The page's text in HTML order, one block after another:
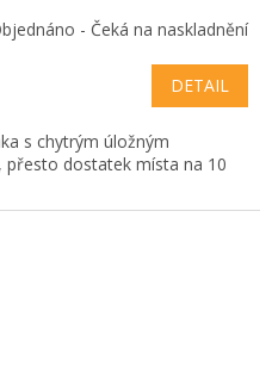
- Čeká na naskladnění
DETAIL
s chytrým úložným
přesto dostatek místa na 10